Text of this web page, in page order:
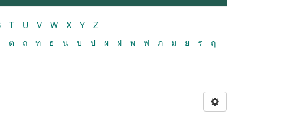
T U V W X Y
Z
ต ถ ท ธ น บ ป ผ ฝ พ ฟ ภ ม ย ร
ฤ